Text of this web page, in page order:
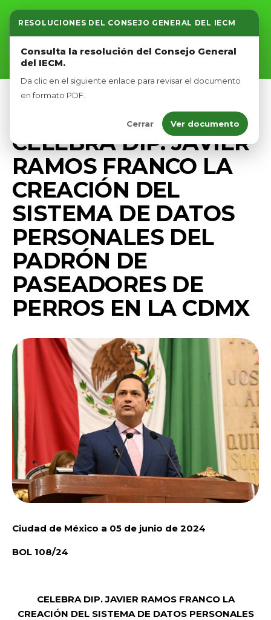
RESOLUCIONES DEL CONSEJO GENERAL DEL IECM
Consulta la resolución del Consejo General
del IECM.
Da clic en el siguiente enlace para revisar el documento
en formato PDF.
Cerrar Ver documento
Inicio
Nosotros
Afíliate
PRENSA
CELEBRA DIP. JAVIER
RAMOS FRANCO LA
CREACIÓN DEL
SISTEMA DE DATOS
PERSONALES DEL
PADRÓN DE
PASEADORES DE
PERROS EN LA CDMX
Ciudad de México a 05 de junio de 2024
BOL 108/24
CELEBRA DIP. JAVIER RAMOS FRANCO LA
CREACIÓN DEL SISTEMA DE DATOS PERSONALES